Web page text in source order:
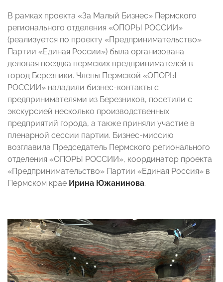
В рамках проекта «За Малый Бизнес» Пермского
регионального отделения «ОПОРЫ РОССИИ»
(реализуется по проекту «Предпринимательство»
Партии «Единая России») была организована
деловая поездка пермских предпринимателей в
город Березники. Члены Пермской «ОПОРЫ
РОССИИ» наладили бизнес-контакты с
предпринимателями из Березников, посетили с
экскурсией несколько производственных
предприятий города, а также приняли участие в
пленарной сессии партии. Бизнес-миссию
возглавила Председатель Пермского регионального
отделения «ОПОРЫ РОССИИ», координатор проекта
«Предпринимательство» Партии «Единая Россия» в
Пермском крае Ирина Южанинова.